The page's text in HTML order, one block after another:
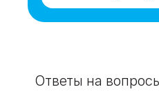
Ответы на